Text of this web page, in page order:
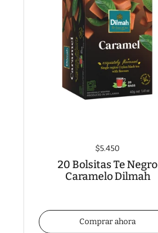
$5.450
20 Bolsitas Te Negro
Caramelo Dilmah
Comprar ahora